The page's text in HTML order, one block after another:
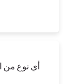
أي نوع من